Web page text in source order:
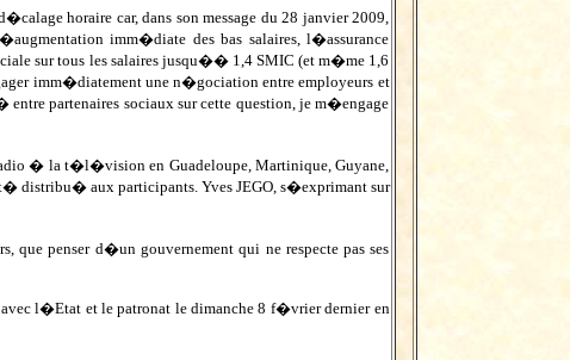
horaire car, dans son message du 28 janvier 2009,
imm�diate des bas salaires, l�assurance
sur tous les salaires jusqu�� 1,4 SMIC (et m�me 1,6
imm�diatement une n�gociation entre employeurs et
partenaires sociaux sur cette question, je m�engage
� la t�l�vision en Guadeloupe, Martinique, Guyane,
distribu� aux participants. Yves JEGO, s�exprimant sur
penser d�un gouvernement qui ne respecte pas ses
l�Etat et le patronat le dimanche 8 f�vrier dernier en